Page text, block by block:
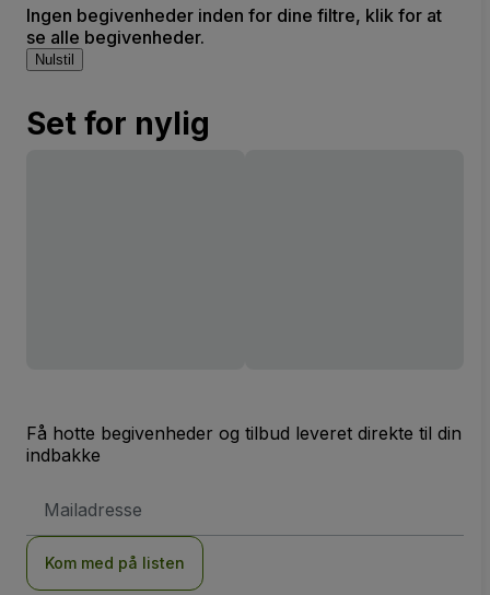
Ingen begivenheder inden for dine filtre, klik for at
se alle begivenheder.
Nulstil
Set for nylig
Få hotte begivenheder og tilbud leveret direkte til din
indbakke
adresse
Kom med på listen